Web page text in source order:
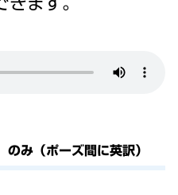
み（ポーズ間に英訳）